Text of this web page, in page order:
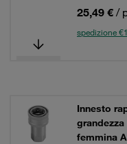
25,49 € /
spedizione
Innesto
femmina